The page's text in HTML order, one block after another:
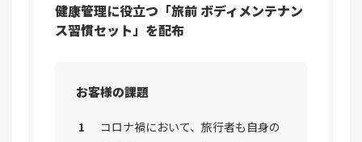
健康管理に役立つ「旅前 ボディメンテナン
ス習慣セット」を配布
お客様の課題
コロナ禍において、旅行者も自身の